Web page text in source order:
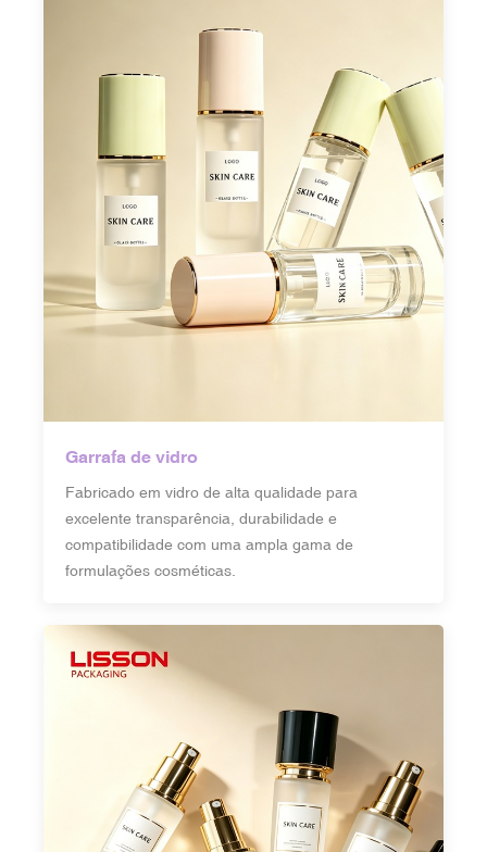
Garrafa de vidro
Fabricado em vidro de alta qualidade para
excelente transparência, durabilidade e
compatibilidade com uma ampla gama de
formulações cosméticas.